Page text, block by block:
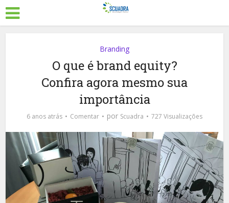
Branding
O que é brand equity?
Confira agora mesmo sua
importância
6 anos atrás Comentar por Scuadra 727 Visualizações